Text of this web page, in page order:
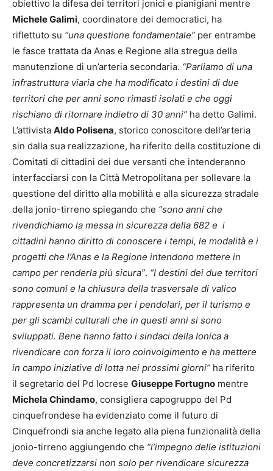
obiettivo la difesa dei territori jonici e pianigiani mentre
Michele Galimi, coordinatore dei democratici, ha
riflettuto su “una questione fondamentale” per entrambe
le fasce trattata da Anas e Regione alla stregua della
manutenzione di un’arteria secondaria. “Parliamo di una
infrastruttura viaria che ha modificato i destini di due
territori che per anni sono rimasti isolati e che oggi
rischiano di ritornare indietro di 30 anni” ha detto Galimi.
L’attivista Aldo Polisena, storico conoscitore dell’arteria
sin dalla sua realizzazione, ha riferito della costituzione di
Comitati di cittadini dei due versanti che intenderanno
interfacciarsi con la Città Metropolitana per sollevare la
questione del diritto alla mobilità e alla sicurezza stradale
della jonio-tirreno spiegando che “sono anni che
rivendichiamo la messa in sicurezza della 682 e i
cittadini hanno diritto di conoscere i tempi, le modalità e i
progetti che l’Anas e la Regione intendono mettere in
campo per renderla più sicura”. “I destini dei due territori
sono comuni e la chiusura della trasversale di valico
rappresenta un dramma per i pendolari, per il turismo e
per gli scambi culturali che in questi anni si sono
sviluppati. Bene hanno fatto i sindaci della Ionica a
rivendicare con forza il loro coinvolgimento e ha mettere
in campo iniziative di lotta nei prossimi giorni” ha riferito
il segretario del Pd locrese Giuseppe Fortugno mentre
Michela Chindamo, consigliera capogruppo del Pd
cinquefrondese ha evidenziato come il futuro di
Cinquefrondi sia anche legato alla piena funzionalità della
jonio-tirreno aggiungendo che “l’impegno delle istituzioni
deve concretizzarsi non solo per rivendicare sicurezza